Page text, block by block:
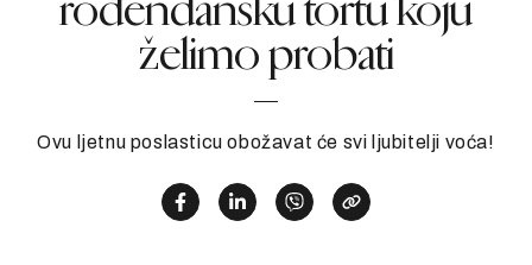
želimo probati
Ovu ljetnu poslasticu obožavat će svi ljubitelji voća!